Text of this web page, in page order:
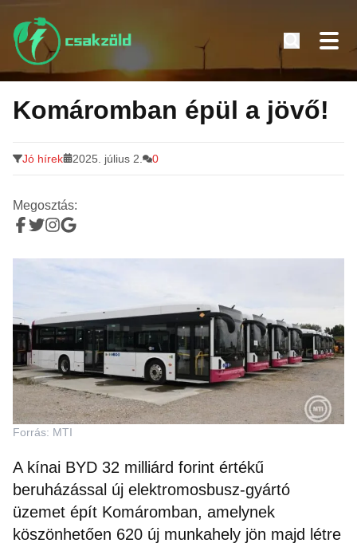
Tovább
tartalomra
Komáromban épül a jövő!
Jó hírek 2025. július 2. 0
Megosztás:
Forrás: MTI
A kínai BYD 32 milliárd forint értékű
beruházással új elektromosbusz-gyártó
üzemet épít Komáromban, amelynek
köszönhetően 620 új munkahely jön majd létre